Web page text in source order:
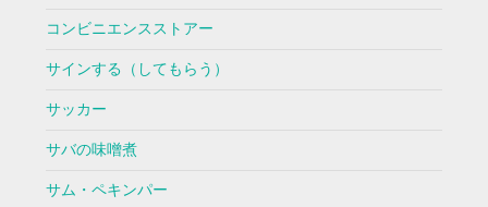
コンビニエンスストアー
サインする（してもらう）
サッカー
サバの味噌煮
サム・ペキンパー